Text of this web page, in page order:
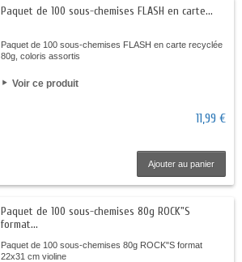
Paquet de 100 sous-chemises FLASH en carte...
Paquet de 100 sous-chemises FLASH en carte recyclée
80g, coloris assortis
Voir ce produit
11,99 €
Ajouter au panier
Paquet de 100 sous-chemises 80g ROCK"S
format...
Paquet de 100 sous-chemises 80g ROCK"S format
22x31 cm violine